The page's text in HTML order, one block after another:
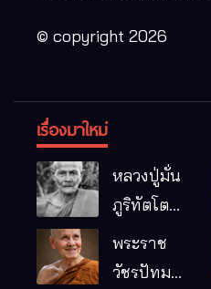
© copyright 2026
เรื่องมาใหม่
หลวงปู่มั่น
ภูริทัตโต
พระอริยเจ้า
ผู้เป็นบิดา
พระราช
วัชรปัทม